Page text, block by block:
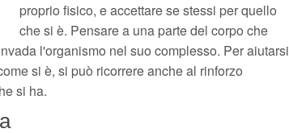
proprio fisico, e accettare se stessi per quello
che si è. Pensare a una parte del corpo che
l'organismo nel suo complesso. Per aiutarsi
si è, si può ricorrere anche al rinforzo
si ha.